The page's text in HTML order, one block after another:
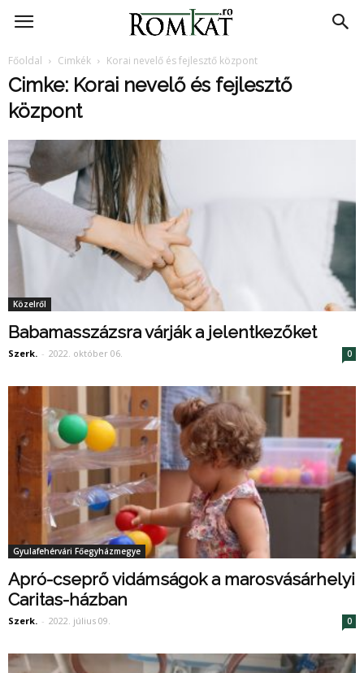
RomKat.ro
Főoldal Cimkék Korai nevelő és fejlesztő központ
Cimke: Korai nevelő és fejlesztő
központ
Közelről
Babamasszázsra várják a jelentkezőket
Szerk. - 2022. október 06. 0
Gyulafehérvári Főegyházmegye
Apró-cseprő vidámságok a marosvásárhelyi
Caritas-házban
Szerk. - 2022. július 09. 0